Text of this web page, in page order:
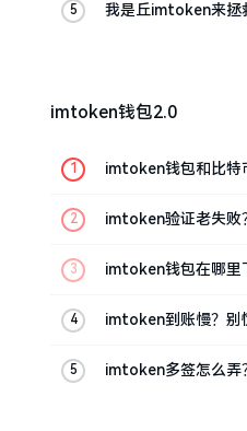
我是丘imtoken来拯
imtoken钱包2.0
imtoken钱包和比特
imtoken验证老失败
imtoken钱包在哪里
imtoken到账慢？别
imtoken多签怎么弄